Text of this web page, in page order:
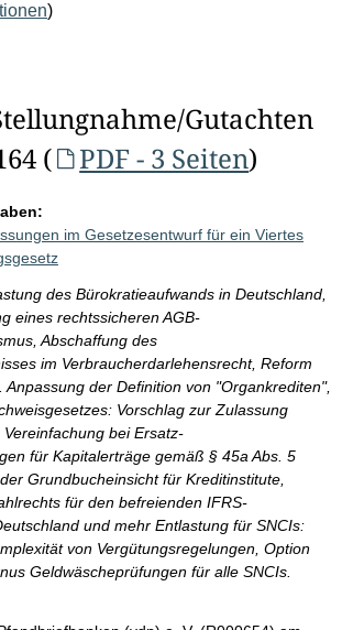
)
Gutachten
(
PDF - 3 Seiten)
im Gesetzesentwurf für ein Viertes
des Bürokratieaufwands in Deutschland,
eines rechtssicheren AGB-
Abschaffung des
im Verbraucherdarlehensrecht, Reform
Anpassung der Definition von "Organkrediten",
Vorschlag zur Zulassung
bei Ersatz-
für Kapitalerträge gemäß § 45a Abs. 5
Grundbucheinsicht für Kreditinstitute,
für den befreienden IFRS-
und mehr Entlastung für SNCIs:
von Vergütungsregelungen, Option
Geldwäscheprüfungen für alle SNCIs.